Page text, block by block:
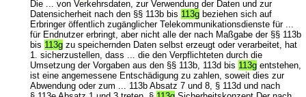
Die ... von Verkehrsdaten, zur Verwendung der Daten und zur
Datensicherheit nach den §§ 113b bis 113g beziehen sich auf
Erbringer öffentlich zugänglicher Telekommunikationsdienste für ...
für Endnutzer erbringt, aber nicht alle der nach Maßgabe der §§ 113b
bis 113g zu speichernden Daten selbst erzeugt oder verarbeitet, hat
1. sicherzustellen, dass ... die den Verpflichteten durch die
Umsetzung der Vorgaben aus den §§ 113b, 113d bis 113g entstehen,
ist eine angemessene Entschädigung zu zahlen, soweit dies zur
Abwendung oder zum ... 113b Absatz 7 und 8, § 113d und nach